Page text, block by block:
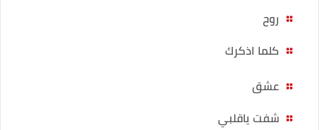
روح
كلما اذكرك
عشق
شفت ياقلبي